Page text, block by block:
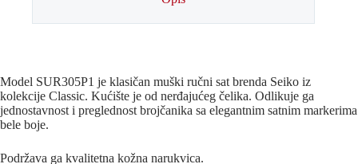
Model SUR305P1 je klasičan muški ručni sat brenda Seiko iz
kolekcije Classic. Kućište je od nerđajućeg čelika. Odlikuje ga
jednostavnost i preglednost brojčanika sa elegantnim satnim markerima
bele boje.
Podržava ga kvalitetna kožna narukvica.